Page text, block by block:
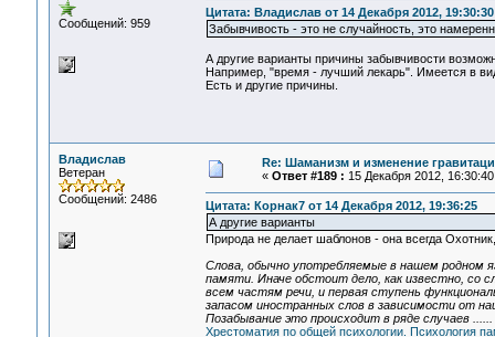
Сообщений: 959
Цитата: Владислав от 14 Декабря 2012, 19:30:30
Забывчивость - это не случайность, это
А другие варианты причины забывчивости
Например, "время - лучший лекарь". Имеется в
Есть и другие причины.
Владислав
Ветеран
Сообщений: 2486
Re: Шаманизм и изменение
« Ответ #189 : 15 Декабря 2012,
Цитата: Корнак7 от 14 Декабря 2012, 19:36:25
А другие варианты
Природа не делает шаблонов - она всегда
Слова, обычно употребляемые в нашем родном
памяти. Иначе обстоит дело, как известно, со
всем частям речи, и первая ступень
запасом иностранных слов в зависимости от
Позабывание это происходит в ряде случаев ......
Хрестоматия по общей психологии. Психология